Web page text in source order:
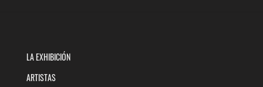
LA EXHIBICIÓN
ARTISTAS